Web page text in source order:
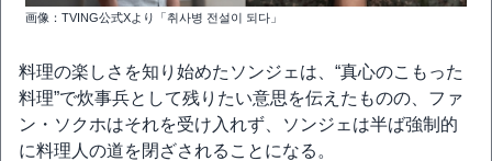
画像：TVING公式Xより「취사병 전설이 되다」
料理の楽しさを知り始めたソンジェは、“真心のこもった
料理”で炊事兵として残りたい意思を伝えたものの、ファ
ン・ソクホはそれを受け入れず、ソンジェは半ば強制的
に料理人の道を閉ざされることになる。